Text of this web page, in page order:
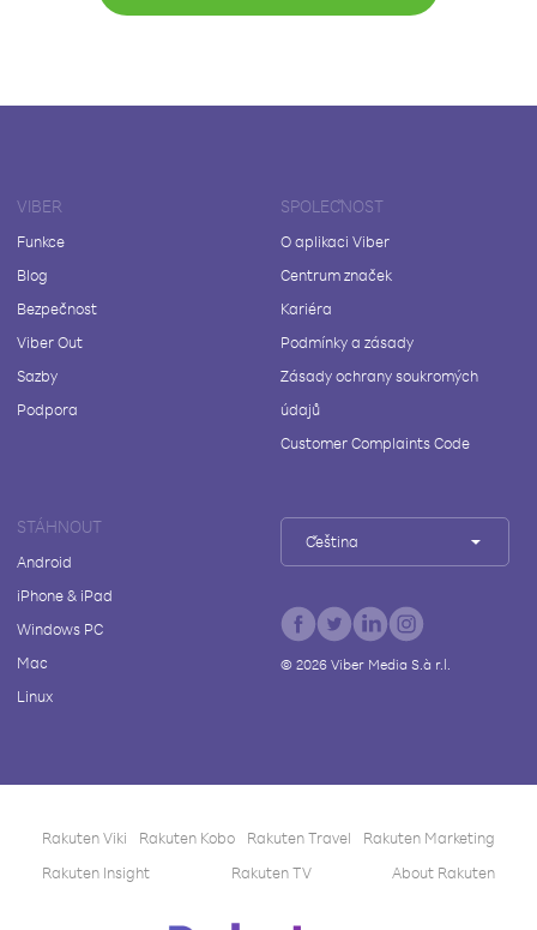
VIBER
Funkce
Blog
Bezpečnost
Viber Out
Sazby
Podpora
SPOLEČNOST
O aplikaci Viber
Centrum značek
Kariéra
Podmínky a zásady
Zásady ochrany soukromých
údajů
Customer Complaints Code
STÁHNOUT
Android
iPhone & iPad
Windows PC
Mac
Linux
Čeština
© 2026Viber Media S.à r.l.
Rakuten Viki Rakuten Kobo Rakuten Travel
Rakuten Marketing
Rakuten Insight
Rakuten TV About Rakuten